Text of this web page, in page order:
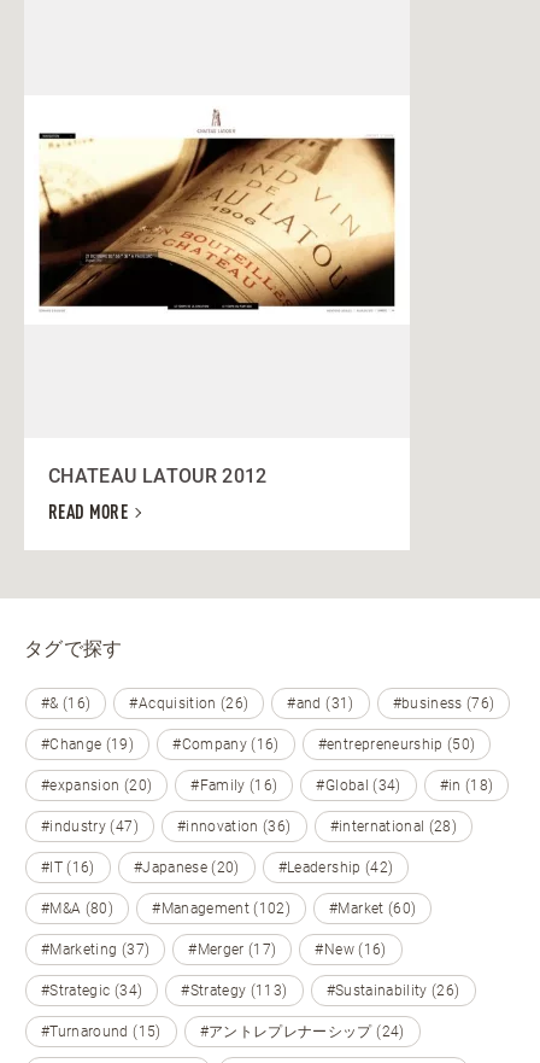
CHATEAU LATOUR 2012
READ MORE
タグで探す
#& (16) #Acquisition (26) #and (31) #business (76)
#Change (19) #Company (16) #entrepreneurship (50)
#expansion (20) #Family (16) #Global (34) #in (18)
#industry (47) #innovation (36) #international (28)
#IT (16) #Japanese (20) #Leadership (42)
#M&A (80) #Management (102) #Market (60)
#Marketing (37) #Merger (17) #New (16)
#Strategic (34) #Strategy (113) #Sustainability (26)
#Turnaround (15) #アントレプレナーシップ (24)